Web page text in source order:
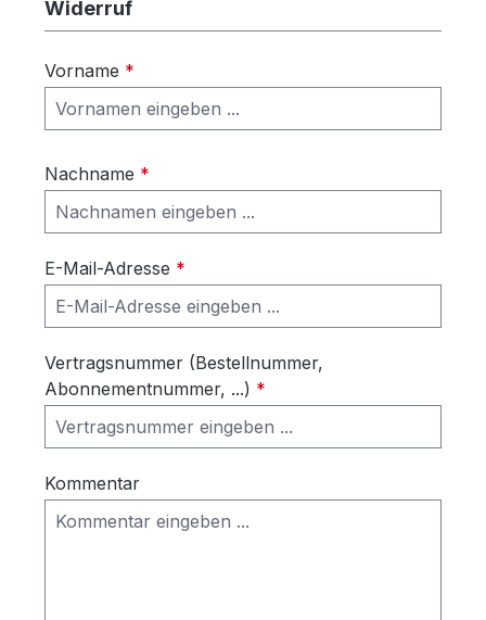
Widerruf
Vorname *
Nachname *
E-Mail-Adresse *
Vertragsnummer (Bestellnummer,
Abonnementnummer, ...) *
Kommentar